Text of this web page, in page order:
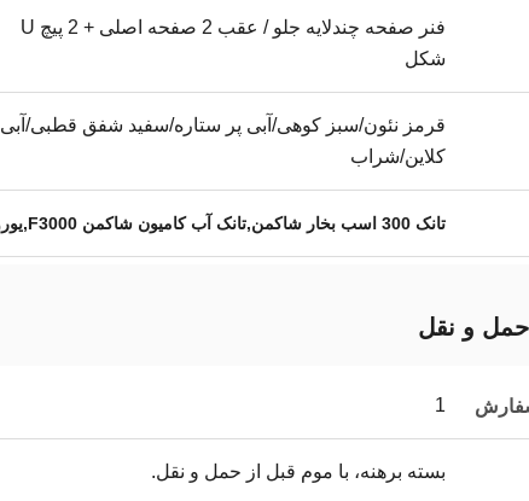
فنر صفحه چندلایه جلو / عقب 2 صفحه اصلی + 2 پیچ U
شکل
قرمز نئون/سبز کوهی/آبی پر ستاره/سفید شفق قطبی/آبی
کلاین/شراب
تانک 300 اسب بخار شاکمن,تانک آب کامیون شاکمن F3000,يورو ۲۰۰۰ گالن آب
و نقل
سفارش 1
بسته برهنه، با موم قبل از حمل و نقل.